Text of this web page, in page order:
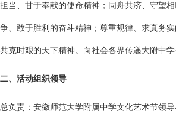
担当、甘于奉献的使命精神；同舟共济、守望
争、敢于胜利的奋斗精神；尊重规律、求真务实
共克时艰的天下精神。向社会各界传递大附中学
二、活动组织领导
总负责：安徽师范大学附属中学文化艺术节领导